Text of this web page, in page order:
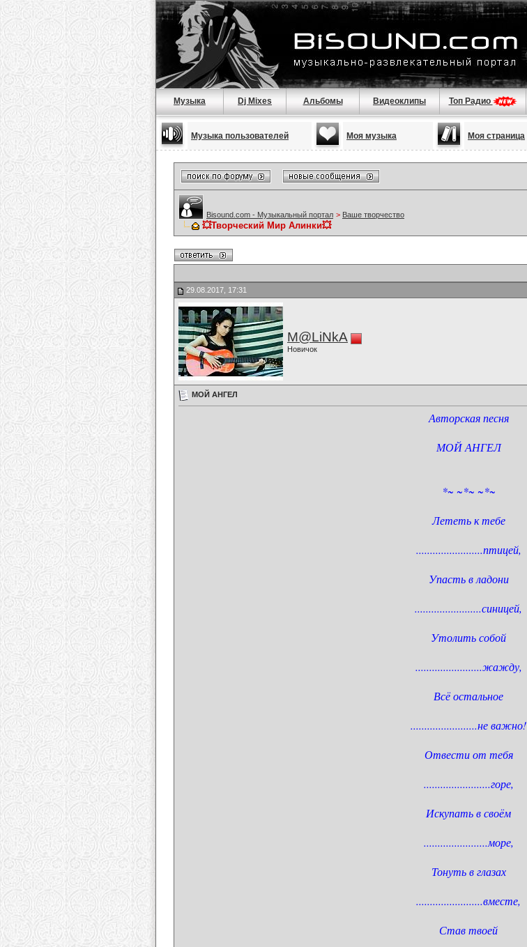
Музыка Dj Mixes Альбомы Видеоклипы Топ Радио
Музыка пользователей Моя музыка Моя страница
Bisound.com - Музыкальный портал > Ваше творчество
💥Творческий Мир Алинки💥
29.08.2017, 17:31
M@LiNkA
Новичок
МОЙ АНГЕЛ
Авторская песня
МОЙ АНГЕЛ
*~ ~*~ ~*~
Лететь к тебе
........................птицей,
Упасть в ладони
........................синицей,
Утолить собой
........................жажду,
Всё остальное
........................не важно!
Отвести от тебя
........................горе,
Искупать в своём
.......................море,
Тонуть в глазах
........................вместе,
Став твоей